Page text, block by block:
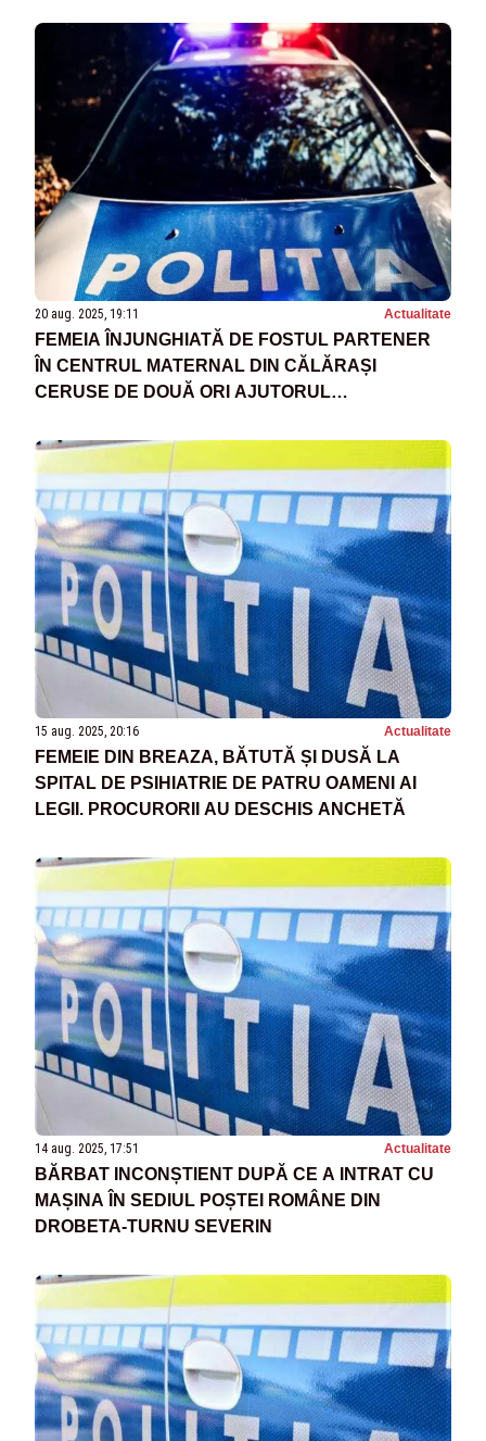
20 aug. 2025, 19:11 Actualitate
FEMEIA ÎNJUNGHIATĂ DE FOSTUL PARTENER
ÎN CENTRUL MATERNAL DIN CĂLĂRAȘI
CERUSE DE DOUĂ ORI AJUTORUL
15 aug. 2025, 20:16 Actualitate
FEMEIE DIN BREAZA, BĂTUTĂ ȘI DUSĂ LA
SPITAL DE PSIHIATRIE DE PATRU OAMENI AI
LEGII. PROCURORII AU DESCHIS ANCHETĂ
14 aug. 2025, 17:51 Actualitate
BĂRBAT INCONȘTIENT DUPĂ CE A INTRAT CU
MAȘINA ÎN SEDIUL POȘTEI ROMÂNE DIN
DROBETA-TURNU SEVERIN